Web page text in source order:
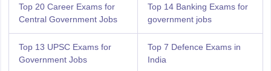
Top 20 Career Exams for
Central Government Jobs
Top 14 Banking Exams for
government jobs
Top 13 UPSC Exams for
Government Jobs
Top 7 Defence Exams in
India